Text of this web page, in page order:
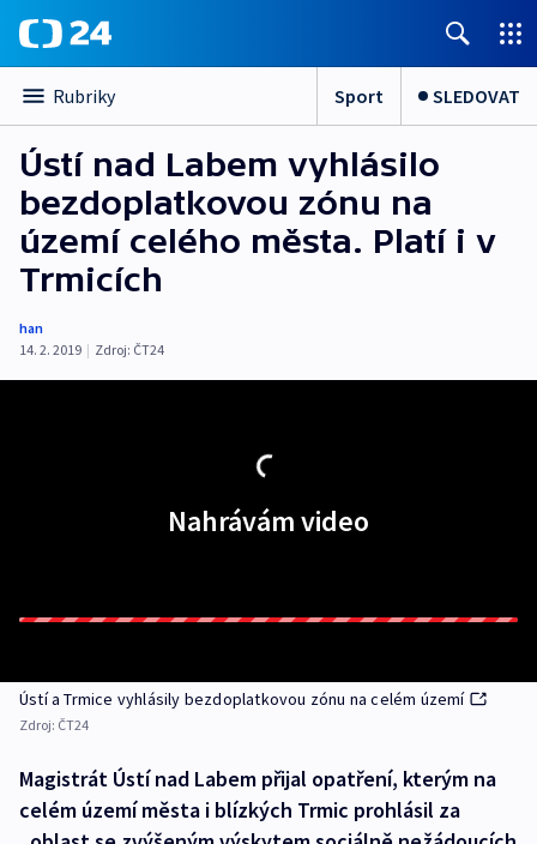
Rubriky Sport SLEDOVAT
Ústí nad Labem vyhlásilo
bezdoplatkovou zónu na
území celého města. Platí i v
Trmicích
han
14. 2. 2019 | Zdroj: ČT24
Nahrávám video
Ústí a Trmice vyhlásily bezdoplatkovou zónu na celém území
Zdroj: ČT24
Magistrát Ústí nad Labem přijal opatření, kterým na
celém území města i blízkých Trmic prohlásil za